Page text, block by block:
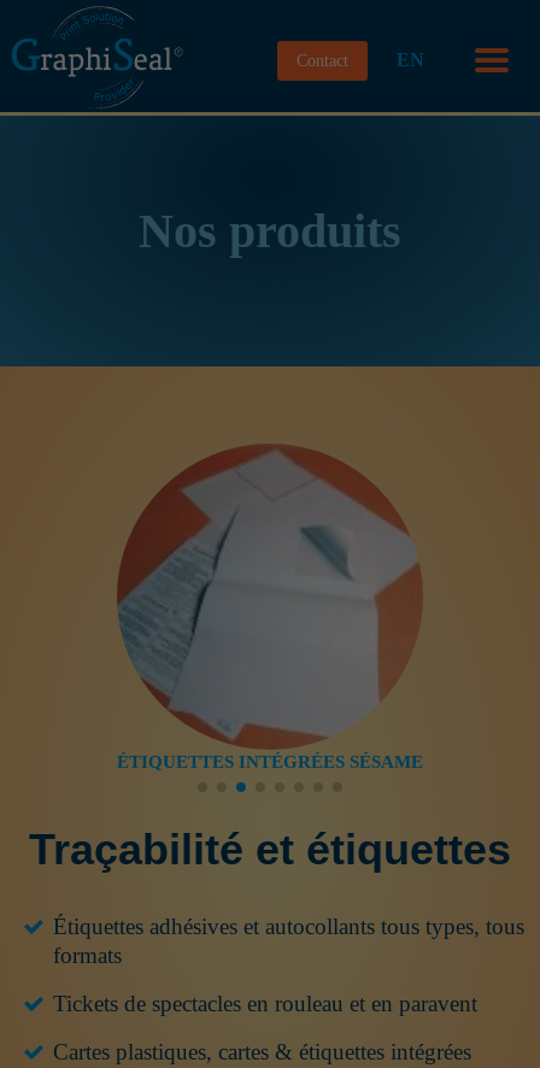
Contact EN
Nos produits
ÉTIQUETTES INTÉGRÉES SÉSAME
Traçabilité et étiquettes
Étiquettes adhésives et autocollants tous types, tous
formats
Tickets de spectacles en rouleau et en paravent
Cartes plastiques, cartes & étiquettes intégrées